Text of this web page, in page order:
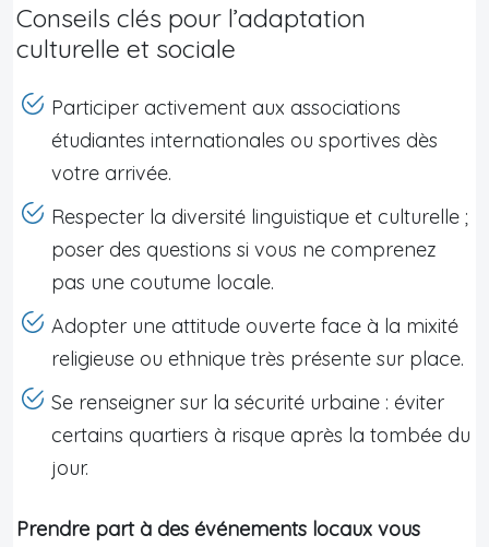
Conseils clés pour l’adaptation
culturelle et sociale
Participer activement aux associations
étudiantes internationales ou sportives dès
votre arrivée.
Respecter la diversité linguistique et culturelle ;
poser des questions si vous ne comprenez
pas une coutume locale.
Adopter une attitude ouverte face à la mixité
religieuse ou ethnique très présente sur place.
Se renseigner sur la sécurité urbaine : éviter
certains quartiers à risque après la tombée du
jour.
Prendre part à des événements locaux vous